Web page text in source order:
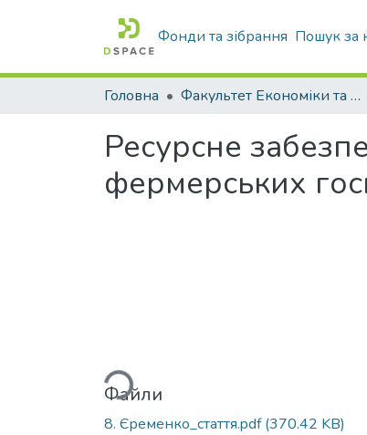
Фонди та зібрання Пошук за
Головна Факультет Економіки та бізнесу
Ресурсне
фермерських
Вантажиться...
Файли
8. Єременко_стаття.pdf(370.42 KB)